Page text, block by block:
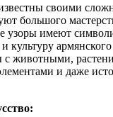
своими
большого
узоры имеют
культуру
с животными,
и даже